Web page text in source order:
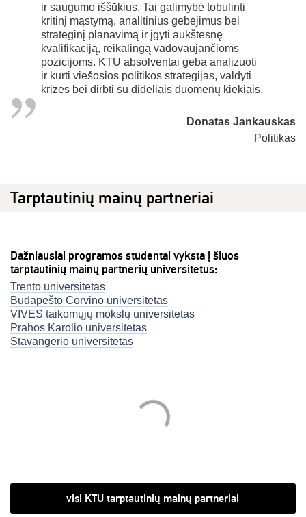
ir saugumo iššūkius. Tai galimybė tobulinti
kritinį mąstymą, analitinius gebėjimus bei
strateginį planavimą ir įgyti aukštesnę
kvalifikaciją, reikalingą vadovaujančioms
pozicijoms. KTU absolventai geba analizuoti
ir kurti viešosios politikos strategijas, valdyti
krizes bei dirbti su dideliais duomenų kiekiais.
Donatas Jankauskas
Politikas
Tarptautinių mainų partneriai
Dažniausiai programos studentai vyksta į šiuos
tarptautinių mainų partnerių universitetus:
Trento universitetas
Budapešto Corvino universitetas
VIVES taikomųjų mokslų universitetas
Prahos Karolio universitetas
Stavangerio universitetas
visi KTU tarptautinių mainų partneriai